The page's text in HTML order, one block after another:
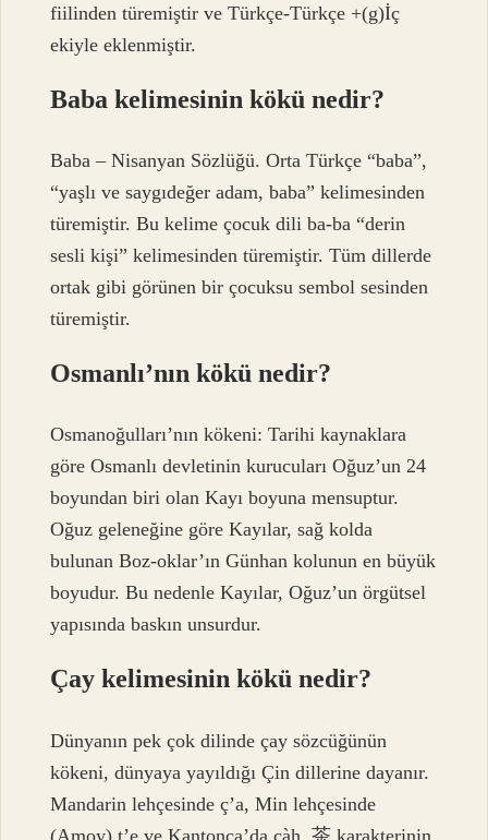
fiilinden türemiştir ve Türkçe-Türkçe +(g)İç
ekiyle eklenmiştir.
Baba kelimesinin kökü nedir?
Baba – Nisanyan Sözlüğü. Orta Türkçe “baba”,
“yaşlı ve saygıdeğer adam, baba” kelimesinden
türemiştir. Bu kelime çocuk dili ba-ba “derin
sesli kişi” kelimesinden türemiştir. Tüm dillerde
ortak gibi görünen bir çocuksu sembol sesinden
türemiştir.
Osmanlı’nın kökü nedir?
Osmanoğulları’nın kökeni: Tarihi kaynaklara
göre Osmanlı devletinin kurucuları Oğuz’un 24
boyundan biri olan Kayı boyuna mensuptur.
Oğuz geleneğine göre Kayılar, sağ kolda
bulunan Boz-oklar’ın Günhan kolunun en büyük
boyudur. Bu nedenle Kayılar, Oğuz’un örgütsel
yapısında baskın unsurdur.
Çay kelimesinin kökü nedir?
Dünyanın pek çok dilinde çay sözcüğünün
kökeni, dünyaya yayıldığı Çin dillerine dayanır.
Mandarin lehçesinde ç’a, Min lehçesinde
(Amoy) t’e ve Kantonca’da çàh, 茶 karakterinin